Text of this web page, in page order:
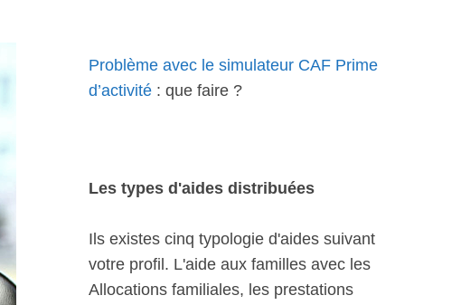
Problème avec le simulateur CAF Prime
d’activité : que faire ?
Les types d'aides distribuées
Ils existes cinq typologie d'aides suivant
votre profil. L'aide aux familles avec les
Allocations familiales, les prestations